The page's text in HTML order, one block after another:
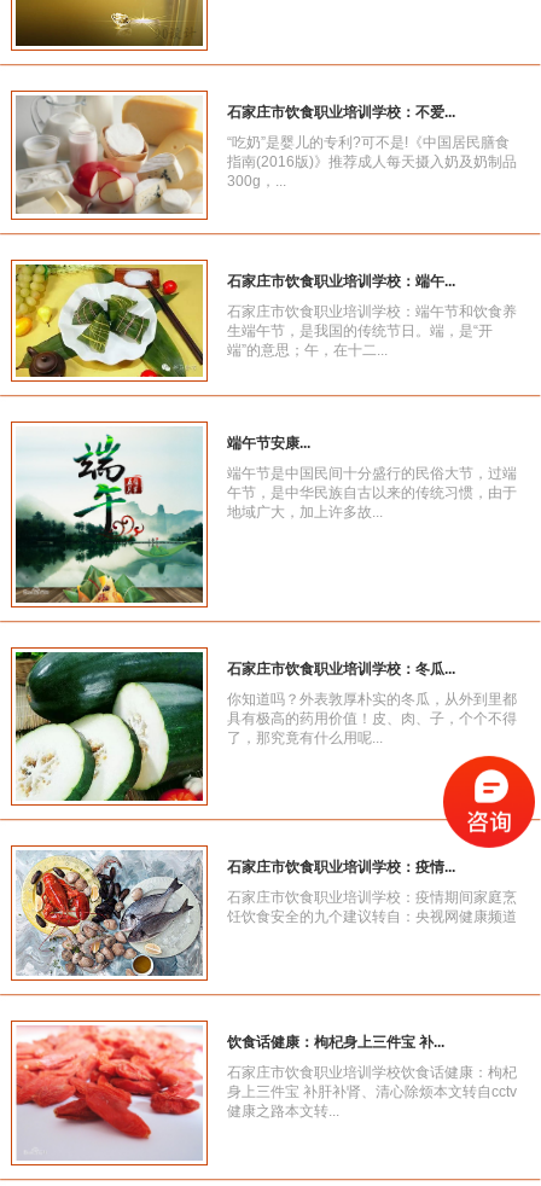
石家庄市饮食职业培训学校：不爱...
“吃奶”是婴儿的专利?可不是!《中国居民膳食
指南(2016版)》推荐成人每天摄入奶及奶制品
300g，...
石家庄市饮食职业培训学校：端午...
石家庄市饮食职业培训学校：端午节和饮食养
生端午节，是我国的传统节日。端，是“开
端”的意思；午，在十二...
端午节安康...
端午节是中国民间十分盛行的民俗大节，过端
午节，是中华民族自古以来的传统习惯，由于
地域广大，加上许多故...
石家庄市饮食职业培训学校：冬瓜...
你知道吗？外表敦厚朴实的冬瓜，从外到里都
具有极高的药用价值！皮、肉、子，个个不得
了，那究竟有什么用呢...
石家庄市饮食职业培训学校：疫情...
石家庄市饮食职业培训学校：疫情期间家庭烹
饪饮食安全的九个建议转自：央视网健康频道
饮食话健康：枸杞身上三件宝 补...
石家庄市饮食职业培训学校饮食话健康：枸杞
身上三件宝 补肝补肾、清心除烦本文转自cctv
健康之路本文转...